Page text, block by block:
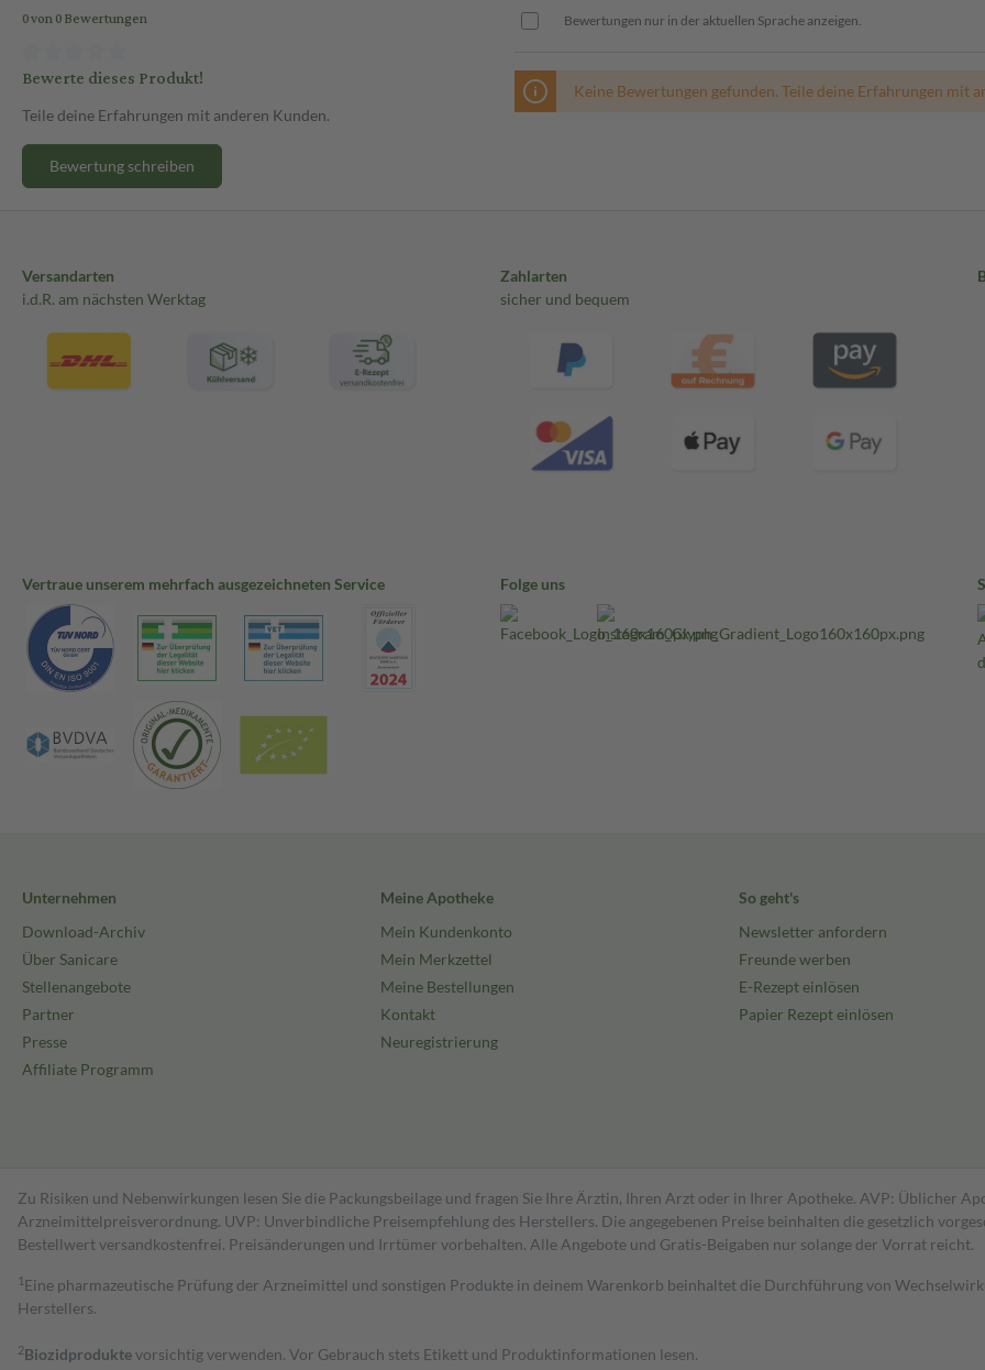
0 von 0 Bewertungen
Bewerte dieses Produkt!
Teile deine Erfahrungen mit anderen Kunden.
Bewertung schreiben
Bewertungen nur in der aktuellen Sprache anzeigen.
Keine Bewertungen gefunden. Teile deine Erfahrungen mit
Versandarten
i.d.R. am nächsten Werktag
Zahlarten
sicher und bequem
Vertraue unserem mehrfach ausgezeichneten Service Folge uns
Unternehmen
Download-Archiv
Über Sanicare
Stellenangebote
Partner
Presse
Affiliate Programm
Meine Apotheke
Mein Kundenkonto
Mein Merkzettel
Meine Bestellungen
Kontakt
Neuregistrierung
So geht's
Newsletter anfordern
Freunde werben
E-Rezept einlösen
Papier Rezept einlösen
Zu Risiken und Nebenwirkungen lesen Sie die Packungsbeilage und fragen Sie Ihre Ärztin, Ihren Arzt oder in Ihrer Apotheke. AVP: Üblicher
Arzneimittelpreisverordnung. UVP: Unverbindliche Preisempfehlung des Herstellers. Die angegebenen Preise beinhalten die gesetzlich
Bestell­wert versand­kosten­frei. Preisänderungen und Irrtümer vorbehalten. Alle Angebote und Gratis-Beigaben nur solange der Vorrat reicht.
1 Eine pharmazeutische Prüfung der Arzneimittel und sonstigen Produkte in deinem Warenkorb beinhaltet die Durchführung von
Herstellers.
2Biozidproduktevorsichtig verwenden. Vor Gebrauch stets Etikett und Produktinformationen lesen.